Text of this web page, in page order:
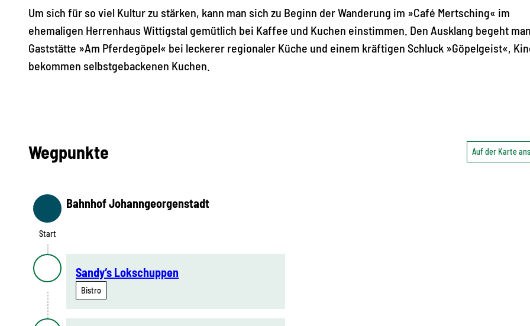
Um sich für so viel Kultur zu stärken, kann man sich zu Beginn der Wanderung im »Café Mertsching« im
ehemaligen Herrenhaus Wittigstal gemütlich bei Kaffee und Kuchen einstimmen. Den Aus­klang begeht
Gaststätte »Am Pferdegöpel« bei leckerer regionaler Küche und einem kräftigen Schluck »Göpelgeist«,
bekommen selbstgebackenen Kuchen.
Wegpunkte Auf der Karte
Start
Start
Bahnhof Johanngeorgenstadt
Sandy‘s Lokschuppen
Bistro